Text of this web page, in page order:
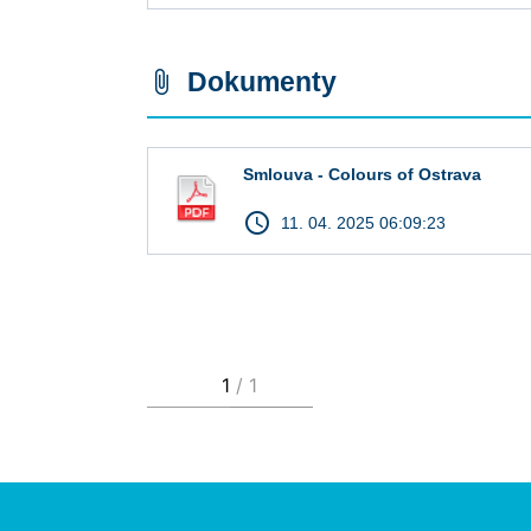
attach_file Dokumenty
Smlouva - Colours of Ostrava
access_time 11. 04. 2025 06:09:23